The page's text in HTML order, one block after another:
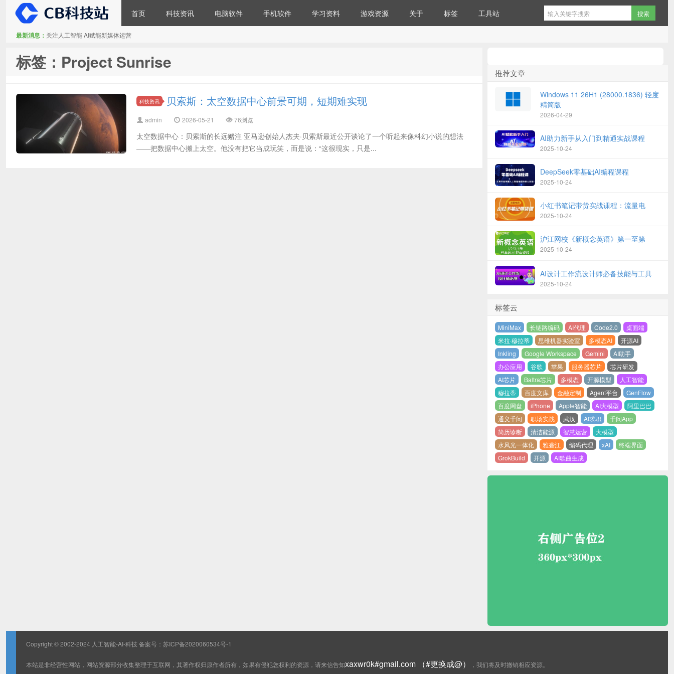
CB科技站
首页 科技资讯 电脑软件 手机软件 学习资料 游戏资源 关于 标签 工具站
最新消息： 关注人工智能 AI赋能新媒体运营
标签：Project Sunrise
科技资讯 贝索斯：太空数据中心前景可期，短期难实现
admin 2026-05-21 76浏览
太空数据中心：贝索斯的长远赌注 亚马逊创始人杰夫·贝索斯最近公开谈论了一个听起来像科幻小说的想法
——把数据中心搬上太空。他没有把它当成玩笑，而是说：“这很现实，只是...
推荐文章
Windows 11 26H1 (28000.1836) 轻度
精简版
2026-04-29
AI助力新手从入门到精通实战课程
2025-10-24
DeepSeek零基础AI编程课程
2025-10-24
小红书笔记带货实战课程：流量电
2025-10-24
沪江网校《新概念英语》第一至第
2025-10-24
AI设计工作流设计师必备技能与工具
2025-10-24
标签云
MiniMax 长链路编码 AI代理 Code2.0
桌面端
米拉·穆拉蒂
思维机器实验室 多模态AI
开源AI
Inkling
Google Workspace Gemini
AI助手
办公应用
谷歌 苹果 服务器芯片
芯片研发
AI芯片
Baltra芯片 多模态 开源模型
人工智能
穆拉蒂
百度文库 金融定制 Agent平台
GenFlow
百度网盘
iPhone Apple智能 AI大模型
阿里巴巴
通义千问
职场实战 武汉 AI求职
千问App
简历诊断
清洁能源 智慧运营
大模型
水风光一体化
雅砻江 编码代理 xAI
终端界面
GrokBuild
开源 AI歌曲生成
Copyright © 2002-2024 人工智能-AI-科技 备案号： 苏ICP备2020060534号-1
本站是非经营性网站，网站资源部分收集整理于互联网，其著作权归原作者所有，如果有侵犯您权利的资源，请来信告知xaxwr0k#gmail.com （#更换成@） ，我们将及时撤销相应资源。